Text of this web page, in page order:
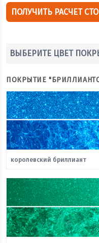
ПОЛУЧИТЬ РАСЧЕТ
ВЫБЕРИТЕ ЦВЕТ
ПОКРЫТИЕ
королевский бриллиант